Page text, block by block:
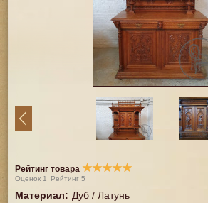
Рейтинг товара ★★★★★
Оценок 1 Рейтинг5
Материал: Дуб / Латунь